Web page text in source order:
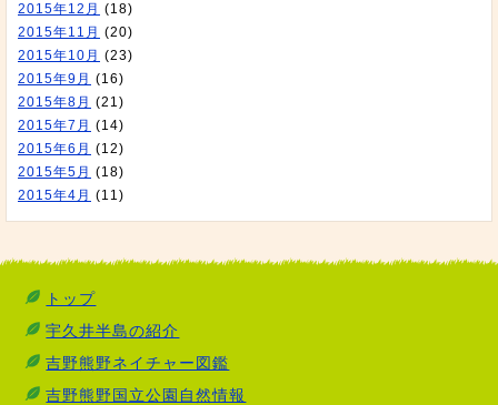
2015年12月 (18)
2015年11月 (20)
2015年10月 (23)
2015年9月 (16)
2015年8月 (21)
2015年7月 (14)
2015年6月 (12)
2015年5月 (18)
2015年4月 (11)
トップ
宇久井半島の紹介
吉野熊野ネイチャー図鑑
吉野熊野国立公園自然情報